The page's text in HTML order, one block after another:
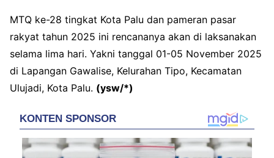
MTQ ke-28 tingkat Kota Palu dan pameran pasar
rakyat tahun 2025 ini rencananya akan di laksanakan
selama lima hari. Yakni tanggal 01-05 November 2025
di Lapangan Gawalise, Kelurahan Tipo, Kecamatan
Ulujadi, Kota Palu. (ysw/*)